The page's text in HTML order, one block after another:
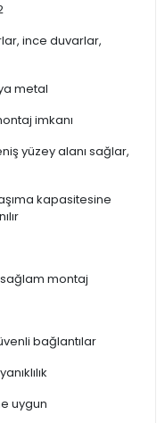
ince duvarlar,
metal
imkanı
yüzey alanı sağlar,
kapasitesine
montaj
bağlantılar
uygun